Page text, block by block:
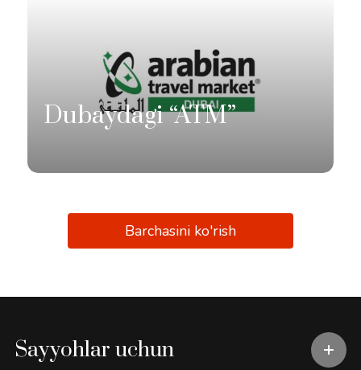
Dubaydagi “ATM”
Barchasini ko'rish
Sayyohlar uchun